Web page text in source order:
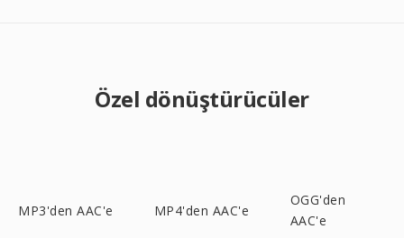
Özel dönüştürücüler
MP3'den AAC'e MP4'den AAC'e
OGG'den
AAC'e